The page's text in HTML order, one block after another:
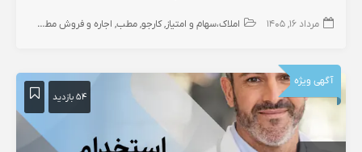
مرداد ۱۶, ۱۴۰۵ املاک،سهام و امتیاز کارجو مطب اجاره و فروش مطب دندانپزشک
آگهی ویژه
۵۴ بازدید